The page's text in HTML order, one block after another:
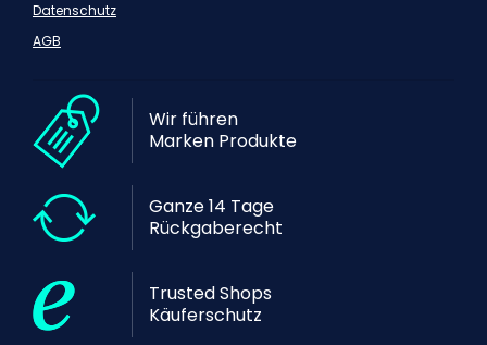
Datenschutz
AGB
Wir führen
Marken Produkte
Ganze 14 Tage
Rückgaberecht
Trusted Shops
Käuferschutz